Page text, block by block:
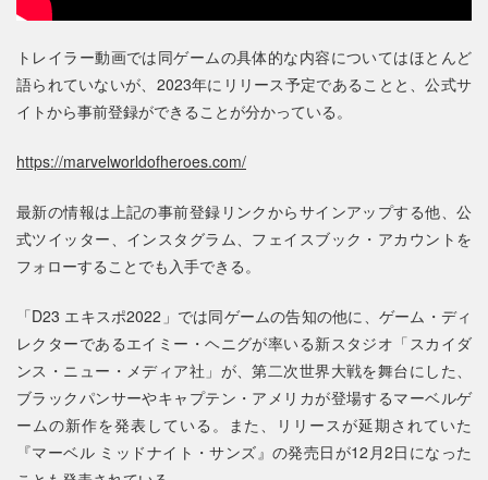
トレイラー動画では同ゲームの具体的な内容についてはほとんど
語られていないが、2023年にリリース予定であることと、公式サ
イトから事前登録ができることが分かっている。
https://marvelworldofheroes.com/
最新の情報は上記の事前登録リンクからサインアップする他、公
式ツイッター、インスタグラム、フェイスブック・アカウントを
フォローすることでも入手できる。
「D23 エキスポ2022」では同ゲームの告知の他に、ゲーム・ディ
レクターであるエイミー・ヘニグが率いる新スタジオ「スカイダ
ンス・ニュー・メディア社」が、第二次世界大戦を舞台にした、
ブラックパンサーやキャプテン・アメリカが登場するマーベルゲ
ームの新作を発表している。また、リリースが延期されていた
『マーベル ミッドナイト・サンズ』の発売日が12月2日になった